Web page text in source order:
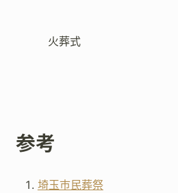
火葬式
参考
埼玉市民葬祭